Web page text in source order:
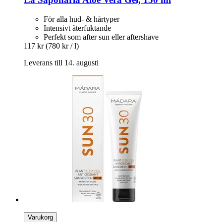
För alla hud- & hårtyper
Intensivt återfuktande
Perfekt som after sun eller aftershave
117 kr (780 kr / l)
Leverans till 14. augusti
Varukorg